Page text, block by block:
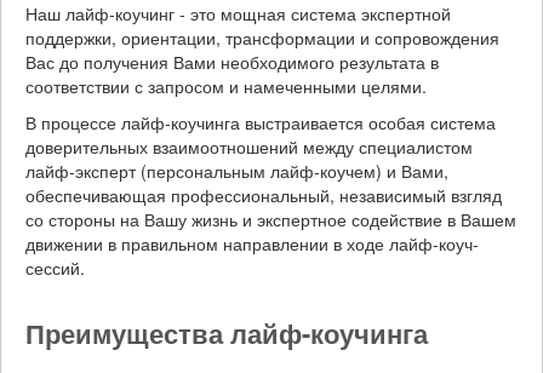
Наш лайф-коучинг - это мощная система экспертной
поддержки, ориентации, трансформации и сопровождения
Вас до получения Вами необходимого результата в
соответствии с запросом и намеченными целями.
В процессе лайф-коучинга выстраивается особая система
доверительных взаимоотношений между специалистом
лайф-эксперт (персональным лайф-коучем) и Вами,
обеспечивающая профессиональный, независимый взгляд
со стороны на Вашу жизнь и экспертное содействие в Вашем
движении в правильном направлении в ходе лайф-коуч-
сессий.
Преимущества лайф-коучинга